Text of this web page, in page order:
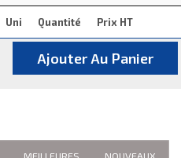
Uni Quantité Prix HT
Ajouter Au Panier